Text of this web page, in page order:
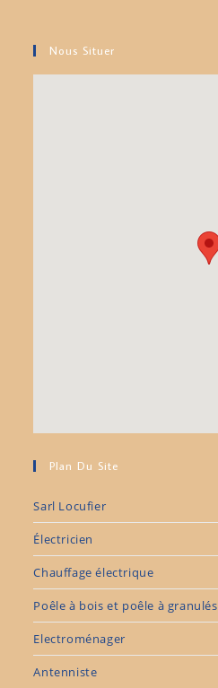
Nous Situer
Plan Du Site
Sarl Locufier
Électricien
Chauffage électrique
Poêle à bois et poêle à granulés
Electroménager
Antenniste